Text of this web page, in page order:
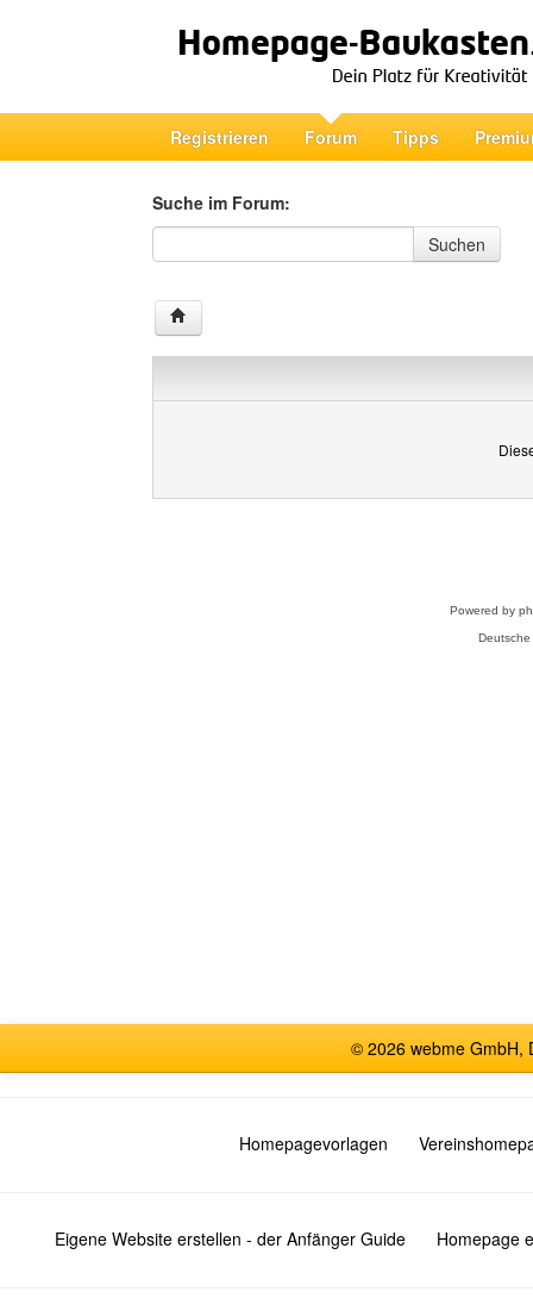
Registrieren Forum Tipps
Suche im Forum:
Suche im Forum
Suchen
Powered by
© 2026 webme GmbH,
Homepagevorlagen
Eigene Website erstellen - der Anfänger Guide Homepage